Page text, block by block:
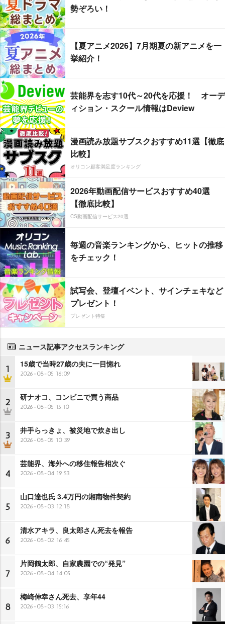
勢ぞろい！
【夏アニメ2026】7月期夏の新アニメを一
挙紹介！
芸能界を志す10代～20代を応援！ オーデ
ィション・スクール情報はDeview
漫画読み放題サブスクおすすめ11選【徹底
比較】
オリコン顧客満足度ランキング
2026年動画配信サービスおすすめ40選
【徹底比較】
CS動画配信サービス20選
毎週の音楽ランキングから、ヒットの推移
をチェック！
試写会、登壇イベント、サインチェキなど
プレゼント！
プレゼント特集
ニュース記事アクセスランキング
1 15歳で当時27歳の夫に一目惚れ
2026-08-05 16:09
2 研ナオコ、コンビニで買う商品
2026-08-05 15:10
3 井手らっきょ、被災地で炊き出し
2026-08-05 10:39
4
芸能界、海外への移住報告相次ぐ
2026-08-04 19:53
5
山口達也氏 3.4万円の湘南物件契約
2026-08-03 12:18
6
清水アキラ、良太郎さん死去を報告
2026-08-02 16:45
7
片岡鶴太郎、自家農園での“発見”
2026-08-04 14:05
8
梅崎伸幸さん死去、享年44
2026-08-03 15:16